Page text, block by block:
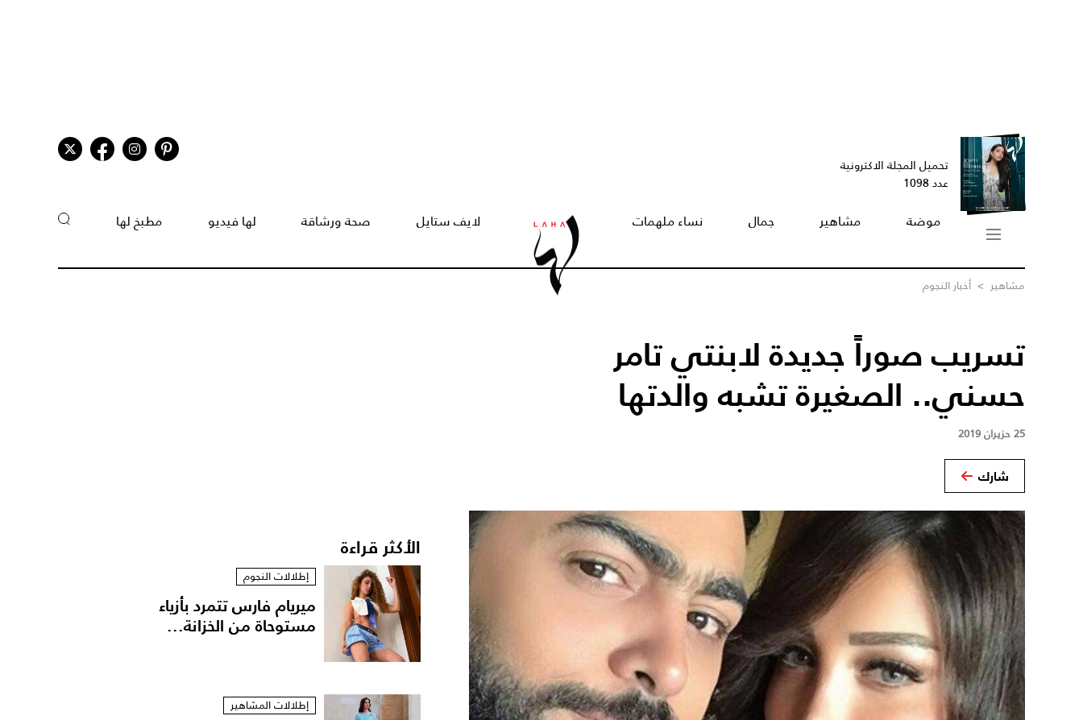
تحميل المجلة الاكترونية
عدد 1098
موضة مشاهير جمال نساء ملهمات لايف ستايل صحة ورشاقة لها فيديو مطبخ لها
مشاهير > أخبار النجوم
تسريب صوراً جديدة لابنتي تامر
حسني.. الصغيرة تشبه والدتها
25 حزيران 2019
شارك
الأكثر قراءة
إطلالات النجوم
ميريام فارس تتمرد بأزياء
مستوحاة من الخزانة...
إطلالات المشاهير